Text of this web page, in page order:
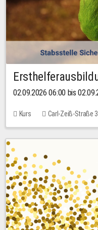
02.09.2026 06:00 bis
Kurs Carl-Zeiß-Straße